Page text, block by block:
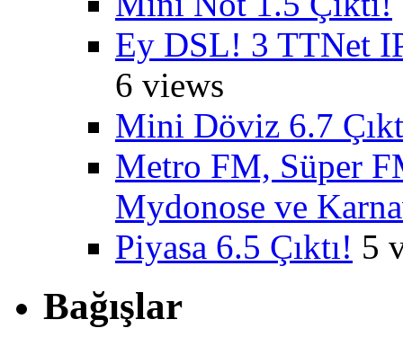
Ey DSL! 3 TTNet
6 views
Mini Döviz 6.7
Metro FM, Süper
Mydonose ve
Piyasa 6.5 Çıktı! 5
Bağışlar